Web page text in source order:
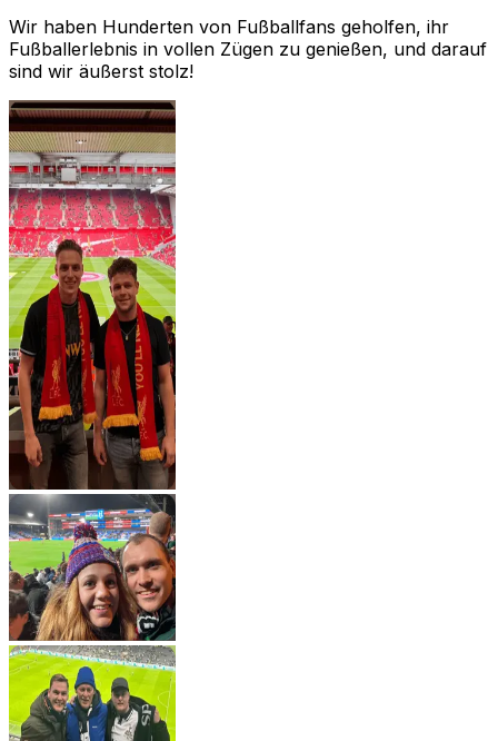
Wir haben Hunderten von Fußballfans geholfen, ihr
Fußballerlebnis in vollen Zügen zu genießen, und darauf
sind wir äußerst stolz!